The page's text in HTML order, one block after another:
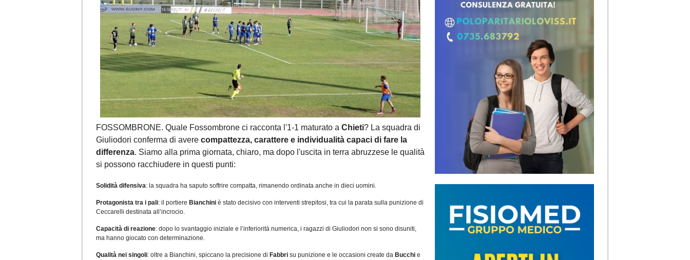
FOSSOMBRONE. Quale Fossombrone ci racconta l'1-1 maturato a Chieti? La squadra di
Giuliodori conferma di avere compattezza, carattere e individualità capaci di fare la
differenza. Siamo alla prima giornata, chiaro, ma dopo l'uscita in terra abruzzese le qualità
si possono racchiudere in questi punti:
Solidità difensiva: la squadra ha saputo soffrire compatta, rimanendo ordinata anche in dieci uomini.
Protagonista tra i pali: il portiere Bianchini è stato decisivo con interventi strepitosi, tra cui la parata sulla punizione di
Ceccarelli destinata all’incrocio.
Capacità di reazione: dopo lo svantaggio iniziale e l’inferiorità numerica, i ragazzi di Giuliodori non si sono disuniti,
ma hanno giocato con determinazione.
Qualità nei singoli: oltre a Bianchini, spiccano la precisione di Fabbri su punizione e le occasioni create da Bucchi e